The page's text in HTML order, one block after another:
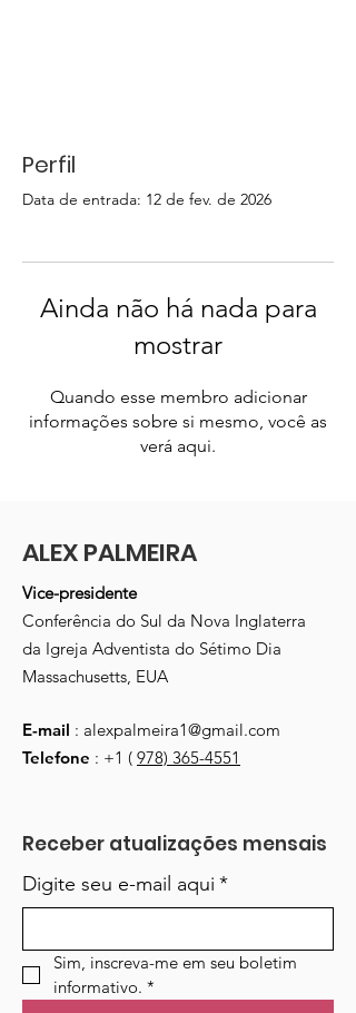
Perfil
Data de entrada: 12 de fev. de 2026
Ainda não há nada para
mostrar
Quando esse membro adicionar
informações sobre si mesmo, você as
verá aqui.
ALEX PALMEIRA
Vice-presidente
Conferência do Sul da Nova Inglaterra
da Igreja Adventista do Sétimo Dia
Massachusetts, EUA
E-mail : alexpalmeira1@gmail.com
Telefone : +1 ( 978) 365-4551
Receber atualizações mensais
Digite seu e-mail aqui *
Sim, inscreva-me em seu boletim
informativo. *